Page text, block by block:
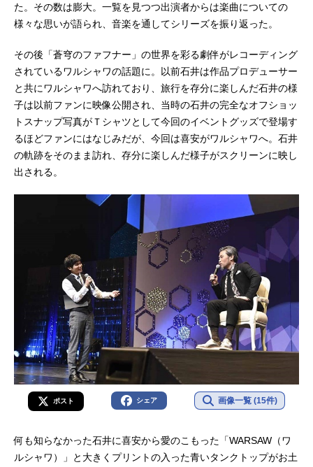
た。その数は膨大。一覧を見つつ出演者からは楽曲についての
様々な思いが語られ、音楽を通してシリーズを振り返った。
その後「蒼穹のファフナー」の世界を彩る劇伴がレコーディング
されているワルシャワの話題に。以前石井は作品プロデューサー
と共にワルシャワへ訪れており、旅行を存分に楽しんだ石井の様
子は以前ファンに映像公開され、当時の石井の完全なオフショッ
トスナップ写真がＴシャツとして今回のイベントグッズで登場す
るほどファンにはなじみだが、今回は喜安がワルシャワへ。石井
の軌跡をそのまま訪れ、存分に楽しんだ様子がスクリーンに映し
出される。
ポスト シェア 画像一覧 (15件)
何も知らなかった石井に喜安から愛のこもった「WARSAW（ワ
ルシャワ）」と大きくプリントの入った青いタンクトップがお土